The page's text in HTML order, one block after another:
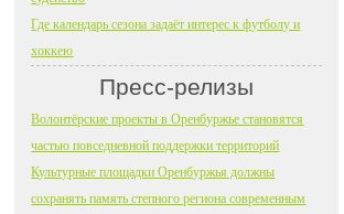
Где календарь сезона задаёт интерес к футболу и
хоккею
Пресс-релизы
Волонтёрские проекты в Оренбуржье становятся
частью повседневной поддержки территорий
Культурные площадки Оренбуржья должны
сохранять память степного региона современным